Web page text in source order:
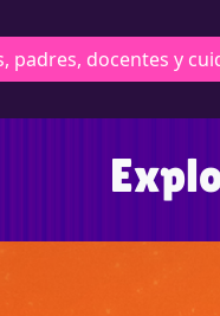
padres, docentes y